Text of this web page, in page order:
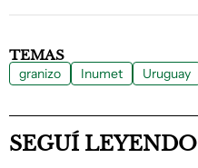
TEMAS
granizo Inumet Uruguay
SEGUÍ LEYENDO